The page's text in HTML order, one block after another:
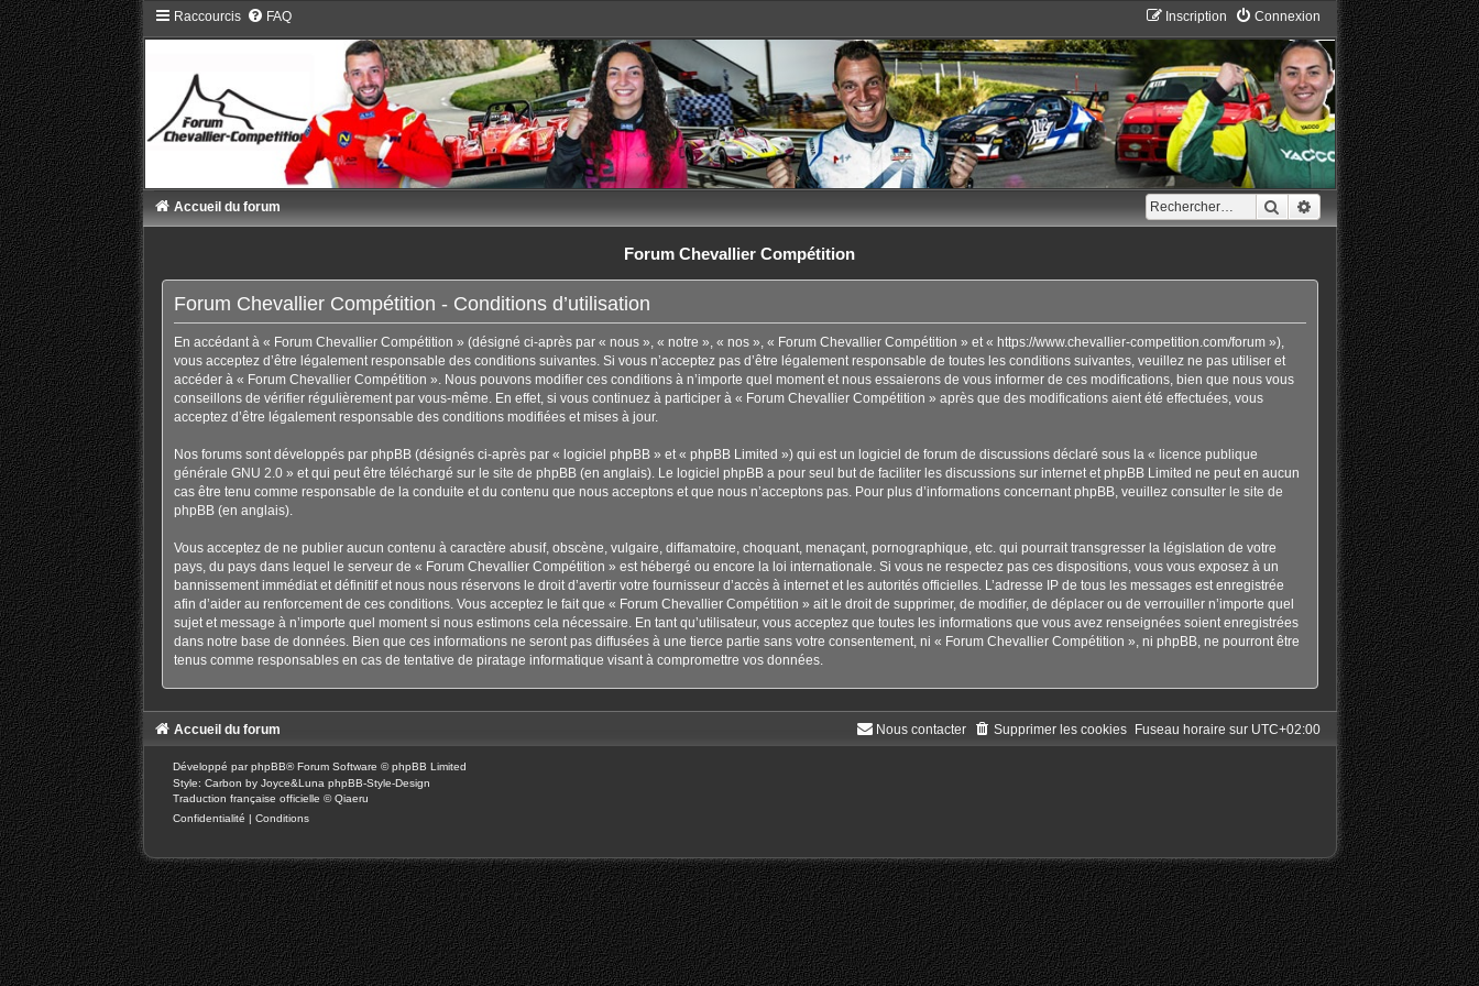
Raccourcis FAQ Connexion
Inscription
RechercherRecherche avancée
Accueil du forum
Forum Chevallier Compétition
Forum Chevallier Compétition - Conditions d’utilisation
En accédant à « Forum Chevallier Compétition » (désigné ci-après par « nous », « notre », « nos », « Forum Chevallier Compétition » et « https://www.chevallier-competition.com/forum »),
vous acceptez d’être légalement responsable des conditions suivantes. Si vous n’acceptez pas d’être légalement responsable de toutes les conditions suivantes, veuillez ne pas utiliser et
accéder à « Forum Chevallier Compétition ». Nous pouvons modifier ces conditions à n’importe quel moment et nous essaierons de vous informer de ces modifications, bien que nous vous
conseillons de vérifier régulièrement par vous-même. En effet, si vous continuez à participer à « Forum Chevallier Compétition » après que des modifications aient été effectuées, vous
acceptez d’être légalement responsable des conditions modifiées et mises à jour.
Nos forums sont développés par phpBB (désignés ci-après par « logiciel phpBB » et « phpBB Limited ») qui est un logiciel de forum de discussions déclaré sous la « licence publique
générale GNU 2.0» et qui peut être téléchargé sur le site de phpBB(en anglais). Le logiciel phpBB a pour seul but de faciliter les discussions sur internet et phpBB Limited ne peut en aucun
cas être tenu comme responsable de la conduite et du contenu que nous acceptons et que nous n’acceptons pas. Pour plus d’informations concernant phpBB, veuillez consulter le site de
phpBB(en anglais).
Vous acceptez de ne publier aucun contenu à caractère abusif, obscène, vulgaire, diffamatoire, choquant, menaçant, pornographique, etc. qui pourrait transgresser la législation de votre
pays, du pays dans lequel le serveur de « Forum Chevallier Compétition » est hébergé ou encore la loi internationale. Si vous ne respectez pas ces dispositions, vous vous exposez à un
bannissement immédiat et définitif et nous nous réservons le droit d’avertir votre fournisseur d’accès à internet et les autorités officielles. L’adresse IP de tous les messages est enregistrée
afin d’aider au renforcement de ces conditions. Vous acceptez le fait que « Forum Chevallier Compétition » ait le droit de supprimer, de modifier, de déplacer ou de verrouiller n’importe quel
sujet et message à n’importe quel moment si nous estimons cela nécessaire. En tant qu’utilisateur, vous acceptez que toutes les informations que vous avez renseignées soient enregistrées
dans notre base de données. Bien que ces informations ne seront pas diffusées à une tierce partie sans votre consentement, ni « Forum Chevallier Compétition », ni phpBB, ne pourront être
tenus comme responsables en cas de tentative de piratage informatique visant à compromettre vos données.
Accueil du forum Fuseau horaire sur UTC+02:00
Supprimer les cookies
Nous contacter
Développé parphpBB® Forum Software © phpBB Limited
Style: Carbon by Joyce&Luna phpBB-Style-Design
Traduction française officielle ©Qiaeru
Confidentialité | Conditions